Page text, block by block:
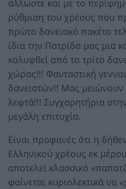
άλλωστε και με το
ρύθμιση του χρέους που
πρώτο δανειακό πακέτο
ίδια την Πατρίδα μας μια
καλυφθεί από το τρίτο
χώρας!!! Φανταστική
δανειστών!! Μας μειώνουν
λεφτά!!! Συγχαρητήρια
μεγάλη επιτυχία.
Είναι προφανές ότι η
Ελληνικού χρέους εκ
αποτελεί κλασσικό
φαίνεται κυριολεκτικά να